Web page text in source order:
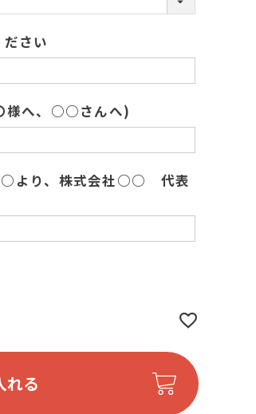
)
さい
様へ、○○さんへ)
より、株式会社○○ 代表
れる